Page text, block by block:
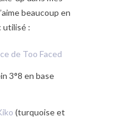
beaucoup en
utilisé :
de Too Faced
3°8 en base
(turquoise et